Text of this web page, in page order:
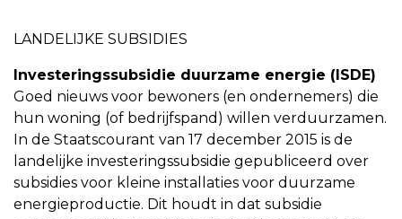
LANDELIJKE SUBSIDIES
Investeringssubsidie duurzame energie (ISDE)
Goed nieuws voor bewoners (en ondernemers) die
hun woning (of bedrijfspand) willen verduurzamen.
In de Staatscourant van 17 december 2015 is de
landelijke investeringssubsidie gepubliceerd over
subsidies voor kleine installaties voor duurzame
energieproductie. Dit houdt in dat subsidie